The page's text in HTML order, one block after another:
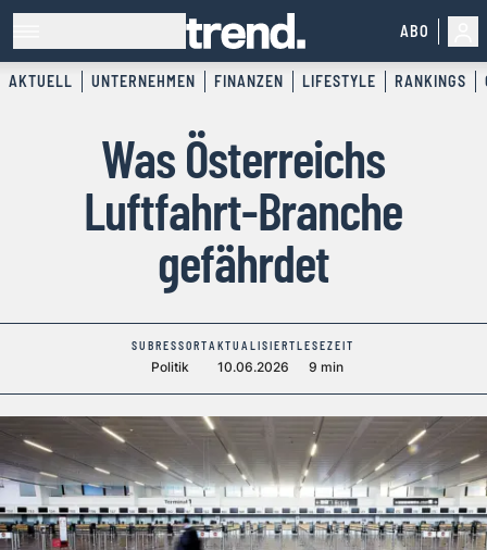
ABO
AKTUELL UNTERNEHMEN FINANZEN LIFESTYLE RANKINGS
Was Österreichs
Luftfahrt-Branche
gefährdet
SUBRESSORT
Politik
AKTUALISIERT
10.06.2026
LESEZEIT
9 min